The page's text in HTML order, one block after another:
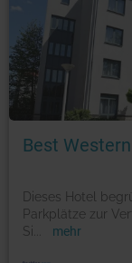
Best
Dieses Hotel
Parkplätze zur
Si
mehr